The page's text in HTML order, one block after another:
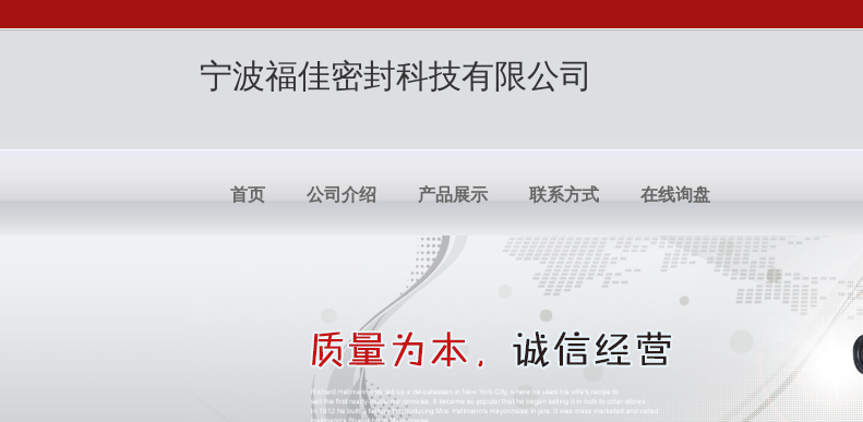
宁波福佳密封科技有限公司
首页 公司介绍 产品展示 联系方式 在线询盘